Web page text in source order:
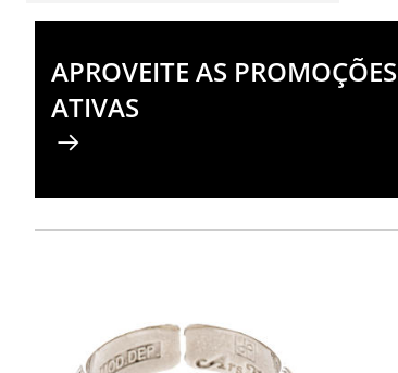
APROVEITE AS PROMOÇÕES
ATIVAS